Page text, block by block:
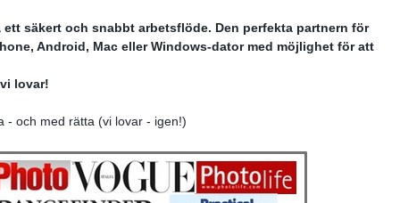
säkert och snabbt arbetsflöde. Den perfekta partnern för
Android, Mac eller Windows-dator med möjlighet för att
lovar!
- och med rätta (vi lovar - igen!)